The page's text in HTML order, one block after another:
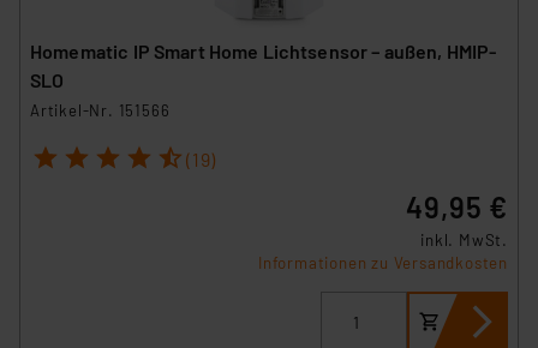
Homematic IP Smart Home Lichtsensor – außen, HMIP-
SLO
Artikel-Nr. 151566
1 2 3 4 5 (19)
49,95 €
inkl. MwSt.
Informationen zu Versandkosten